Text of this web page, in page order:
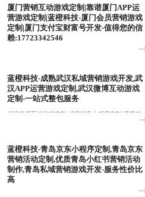
强用户粘性和品牌影响力。:
厦门营销互动游戏定制|靠谱厦门APP运
营游戏定制|蓝橙科技-厦门会员营销游戏
定制|厦门支付宝财富号开发-值得您的信
赖:17723342546
注重平台界面设计的简洁美观与操作流程的便捷流
畅，从视觉风格到交互逻辑，充分考虑目标用户需
求。:
蓝橙科技-成熟武汉私域营销游戏开发,武
汉APP运营游戏定制,武汉微博互动游戏
定制-一站式整包服务
武汉微博互动游戏定制,武汉抖音小程序定制,蓝橙科
和用户互动的深度连接:
蓝橙科技-青岛京东小程序定制,青岛京东
营销活动定制,优质青岛小红书营销活动
制作,青岛私域营销游戏开发-服务性价比
高